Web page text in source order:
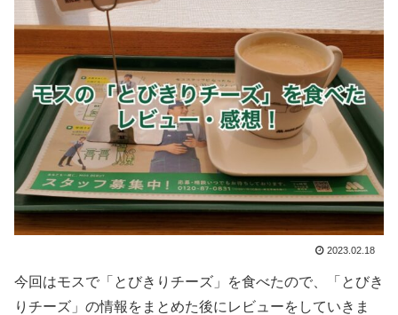
2023.02.18
今回はモスで「とびきりチーズ」を食べたので、「とびき
りチーズ」の情報をまとめた後にレビューをしていきま